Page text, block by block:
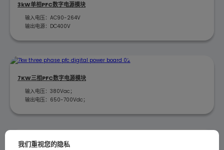
3kW单相PFC数字电源模块
输入电压：AC90-264V
输出电源：DC400V
7KW三相PFC数字电源模块
输入电压：380Vac；
输出电压：650-700Vdc；
我们重视您的隐私